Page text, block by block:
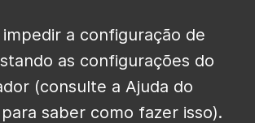
a configuração de
as configurações do
(consulte a Ajuda do
saber como fazer isso).